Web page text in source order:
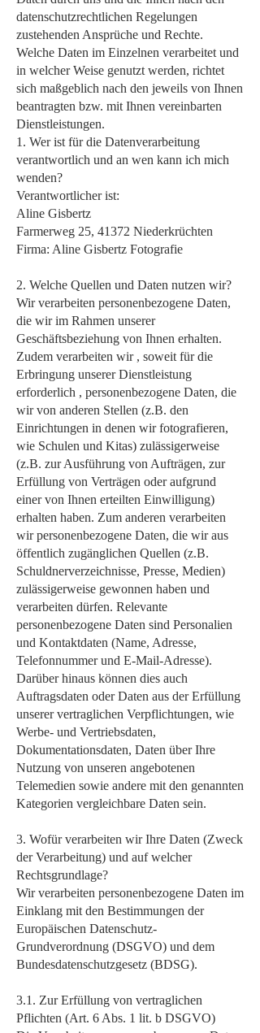
datenschutzrechtlichen Regelungen
zustehenden Ansprüche und Rechte.
Welche Daten im Einzelnen verarbeitet und
in welcher Weise genutzt werden, richtet
sich maßgeblich nach den jeweils von Ihnen
beantragten bzw. mit Ihnen vereinbarten
Dienstleistungen.
1. Wer ist für die Datenverarbeitung
verantwortlich und an wen kann ich mich
wenden?
Verantwortlicher ist:
Aline Gisbertz
Farmerweg 25, 41372 Niederkrüchten
Firma: Aline Gisbertz Fotografie
2. Welche Quellen und Daten nutzen wir?
Wir verarbeiten personenbezogene Daten,
die wir im Rahmen unserer
Geschäftsbeziehung von Ihnen erhalten.
Zudem verarbeiten wir , soweit für die
Erbringung unserer Dienstleistung
erforderlich , personenbezogene Daten, die
wir von anderen Stellen (z.B. den
Einrichtungen in denen wir fotografieren,
wie Schulen und Kitas) zulässigerweise
(z.B. zur Ausführung von Aufträgen, zur
Erfüllung von Verträgen oder aufgrund
einer von Ihnen erteilten Einwilligung)
erhalten haben. Zum anderen verarbeiten
wir personenbezogene Daten, die wir aus
öffentlich zugänglichen Quellen (z.B.
Schuldnerverzeichnisse, Presse, Medien)
zulässigerweise gewonnen haben und
verarbeiten dürfen. Relevante
personenbezogene Daten sind Personalien
und Kontaktdaten (Name, Adresse,
Telefonnummer und E-Mail-Adresse).
Darüber hinaus können dies auch
Auftragsdaten oder Daten aus der Erfüllung
unserer vertraglichen Verpflichtungen, wie
Werbe- und Vertriebsdaten,
Dokumentationsdaten, Daten über Ihre
Nutzung von unseren angebotenen
Telemedien sowie andere mit den genannten
Kategorien vergleichbare Daten sein.
3. Wofür verarbeiten wir Ihre Daten (Zweck
der Verarbeitung) und auf welcher
Rechtsgrundlage?
Wir verarbeiten personenbezogene Daten im
Einklang mit den Bestimmungen der
Europäischen Datenschutz-
Grundverordnung (DSGVO) und dem
Bundesdatenschutzgesetz (BDSG).
3.1. Zur Erfüllung von vertraglichen
Pflichten (Art. 6 Abs. 1 lit. b DSGVO)